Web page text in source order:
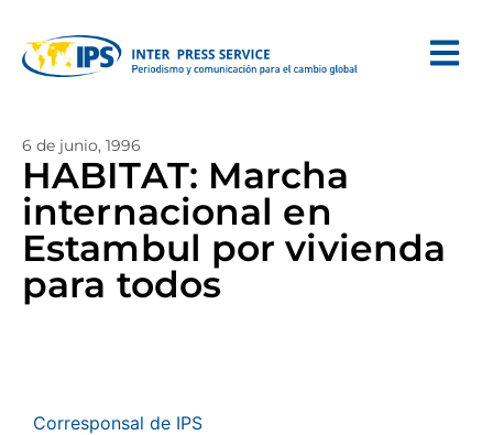
6 de junio, 1996
HABITAT: Marcha
internacional en
Estambul por vivienda
para todos
Corresponsal de IPS